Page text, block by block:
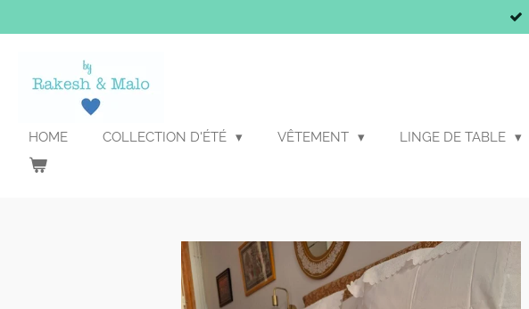
au
principal
HOME COLLECTION D'ÉTÉ VÊTEMENT LINGE DE TABLE